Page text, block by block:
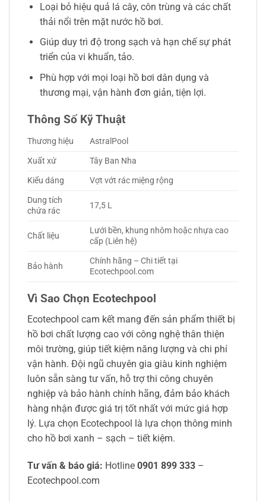
Loại bỏ hiệu quả lá cây, côn trùng và các chất
thải nổi trên mặt nước hồ bơi.
Giúp duy trì độ trong sạch và hạn chế sự phát
triển của vi khuẩn, tảo.
Phù hợp với mọi loại hồ bơi dân dụng và
thương mại, vận hành đơn giản, tiện lợi.
Thông Số Kỹ Thuật
Thương hiệu
AstralPool
Xuất xứ
Tây Ban Nha
Kiểu dáng
Vợt vớt rác miệng rộng
Dung tích
chứa rác
17,5 L
Chất liệu
Lưới bền, khung nhôm hoặc nhựa cao
cấp (Liên hệ)
Bảo hành
Chính hãng – Chi tiết tại
Ecotechpool.com
Vì Sao Chọn Ecotechpool
Ecotechpool cam kết mang đến sản phẩm thiết bị
hồ bơi chất lượng cao với công nghệ thân thiện
môi trường, giúp tiết kiệm năng lượng và chi phí
vận hành. Đội ngũ chuyên gia giàu kinh nghiệm
luôn sẵn sàng tư vấn, hỗ trợ thi công chuyên
nghiệp và bảo hành chính hãng, đảm bảo khách
hàng nhận được giá trị tốt nhất với mức giá hợp
lý. Lựa chọn Ecotechpool là lựa chọn thông minh
cho hồ bơi xanh – sạch – tiết kiệm.
Tư vấn & báo giá: Hotline 0901 899 333 –
Ecotechpool.com